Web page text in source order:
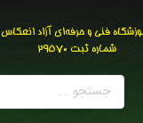
فنی و حرفه‌ای آزاد انعکاس
شماره ثبت 29570